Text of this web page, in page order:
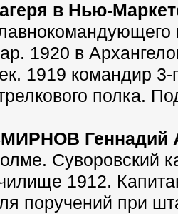
в Нью-
1920 в
1919 командир 3-
полка.
Геннадий
Суворовский
1912.
поручений при